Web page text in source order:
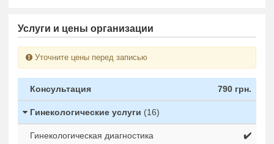
Услуги и цены организации
Уточните цены перед записью
Консультация 790 грн.
Гинекологические услуги (16)
Гинекологическая диагностика ✔️